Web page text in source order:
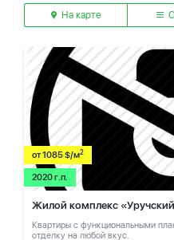
На карте
от 1085 $/м2
2020 г.п.
Жилой комплекс
Квартиры с функциональными
отделку на любой вкус.